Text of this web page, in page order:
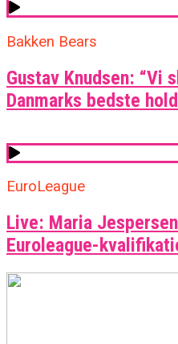
Bakken Bears
Gustav Knudsen: “Vi
Danmarks bedste
EuroLeague
Live: Maria
Euroleague-